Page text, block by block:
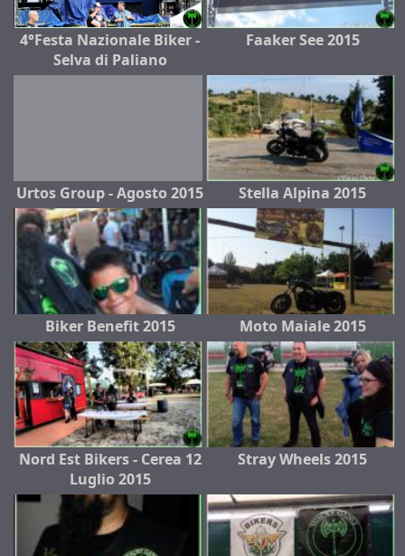
4°Festa Nazionale Biker -
Selva di Paliano
Faaker See 2015
Urtos Group - Agosto 2015 Stella Alpina 2015
Biker Benefit 2015 Moto Maiale 2015
Nord Est Bikers - Cerea 12
Luglio 2015
Stray Wheels 2015